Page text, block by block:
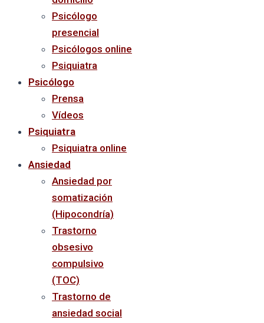
Psicólogo
presencial
Psicólogos online
Psiquiatra
Psicólogo
Prensa
Vídeos
Psiquiatra
Psiquiatra online
Ansiedad
Ansiedad por
somatización
(Hipocondría)
Trastorno
obsesivo
compulsivo
(TOC)
Trastorno de
ansiedad social